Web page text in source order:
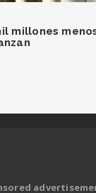
millones